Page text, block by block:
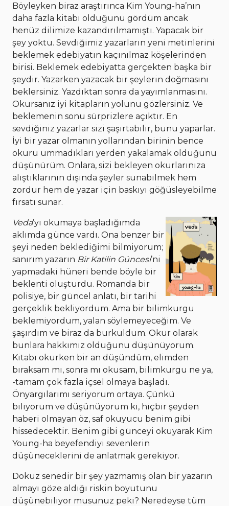
Böyleyken biraz araştırınca Kim Young-ha’nın
daha fazla kitabı olduğunu gördüm ancak
henüz dilimize kazandırılmamıştı. Yapacak bir
şey yoktu. Sevdiğimiz yazarların yeni metinlerini
beklemek edebiyatın kaçınılmaz köşelerinden
birisi. Beklemek edebiyatta gerçekten başka bir
şeydir. Yazarken yazacak bir şeylerin doğmasını
beklersiniz. Yazdıktan sonra da yayımlanmasını.
Okursanız iyi kitapların yolunu gözlersiniz. Ve
beklemenin sonu sürprizlere açıktır. En
sevdiğiniz yazarlar sizi şaşırtabilir, bunu yaparlar.
İyi bir yazar olmanın yollarından birinin bence
okuru ummadıkları yerden yakalamak olduğunu
düşünürüm. Onlara, sizi bekleyen okurlarınıza
alıştıklarının dışında şeyler sunabilmek hem
zordur hem de yazar için baskıyı göğüsleyebilme
fırsatı sunar.
Veda’yı okumaya başladığımda
aklımda günce vardı. Ona benzer bir
şeyi neden beklediğimi bilmiyorum;
sanırım yazarın Bir Katilin Güncesi’ni
yapmadaki hüneri bende böyle bir
beklenti oluşturdu. Romanda bir
polisiye, bir güncel anlatı, bir tarihi
gerçeklik bekliyordum. Ama bir bilimkurgu
beklemiyordum, yalan söylemeyeceğim. Ve
şaşırdım ve biraz da burkuldum. Okur olarak
bunlara hakkımız olduğunu düşünüyorum.
Kitabı okurken bir an düşündüm, elimden
bıraksam mı, sonra mı okusam, bilimkurgu ne ya,
-tamam çok fazla içsel olmaya başladı.
Önyargılarımı seriyorum ortaya. Çünkü
biliyorum ve düşünüyorum ki, hiçbir şeyden
haberi olmayan öz, saf okuyucu benim gibi
hissedecektir. Benim gibi günceyi okuyarak Kim
Young-ha beyefendiyi sevenlerin
düşüneceklerini de anlatmak gerekiyor.
Dokuz senedir bir şey yazmamış olan bir yazarın
almayı göze aldığı riskin boyutunu
düşünebiliyor musunuz peki? Neredeyse tüm